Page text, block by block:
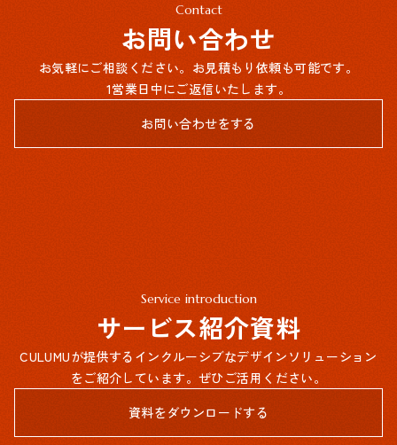
Contact
お問い合わせ
お気軽にご相談ください。お見積もり依頼も可能です。
1営業日中にご返信いたします。
お問い合わせをする
Service introduction
サービス紹介資料
CULUMUが提供するインクルーシブなデザインソリューション
をご紹介しています。ぜひご活用ください。
資料をダウンロードする